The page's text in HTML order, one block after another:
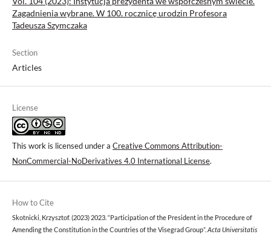
Zagadnienia wybrane. W 100. rocznicę urodzin Profesora
Tadeusza Szymczaka
Section
Articles
License
This work is licensed under a Creative Commons Attribution-
NonCommercial-NoDerivatives 4.0 International License.
How to Cite
Skotnicki, Krzysztof. (2023) 2023. “Participation of the President in the Procedure of
Amending the Constitution in the Countries of the Visegrad Group”. Acta Universitatis